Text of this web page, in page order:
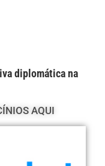
diplomática na
AQUI